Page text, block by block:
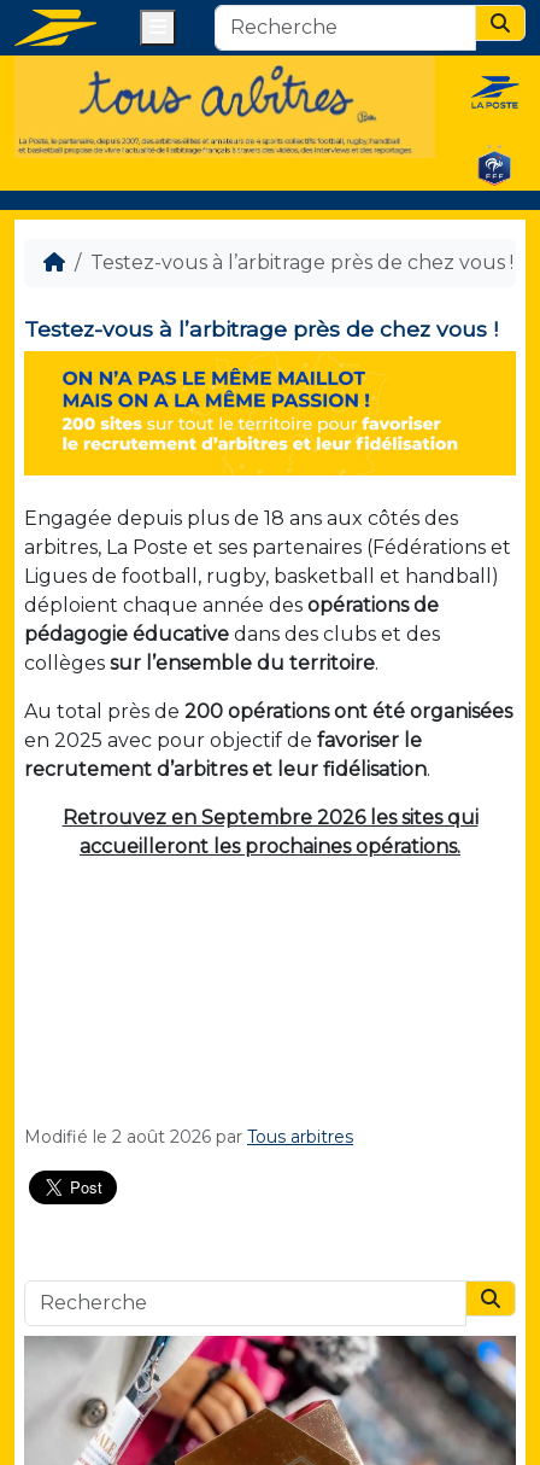
Testez-vous à l’arbitrage près de chez vous !
Testez-vous à l’arbitrage près de chez vous !
Engagée depuis plus de 18 ans aux côtés des
arbitres, La Poste et ses partenaires (Fédérations et
Ligues de football, rugby, basketball et handball)
déploient chaque année des opérations de
pédagogie éducative dans des clubs et des
collèges sur l’ensemble du territoire.
Au total près de 200 opérations ont été organisées
en 2025 avec pour objectif de favoriser le
recrutement d’arbitres et leur fidélisation.
Retrouvez en Septembre 2026 les sites qui
accueilleront les prochaines opérations.
Modifié le 2 août 2026 par Tous arbitres